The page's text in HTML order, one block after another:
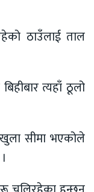
ठाउँलाई ताल
त्यहाँ ठूलो
सीमा भएकोले